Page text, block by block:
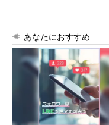
あなたにおすすめ